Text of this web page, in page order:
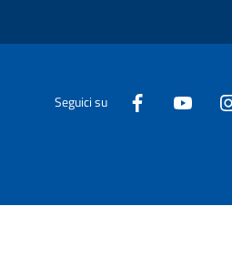
Seguici su